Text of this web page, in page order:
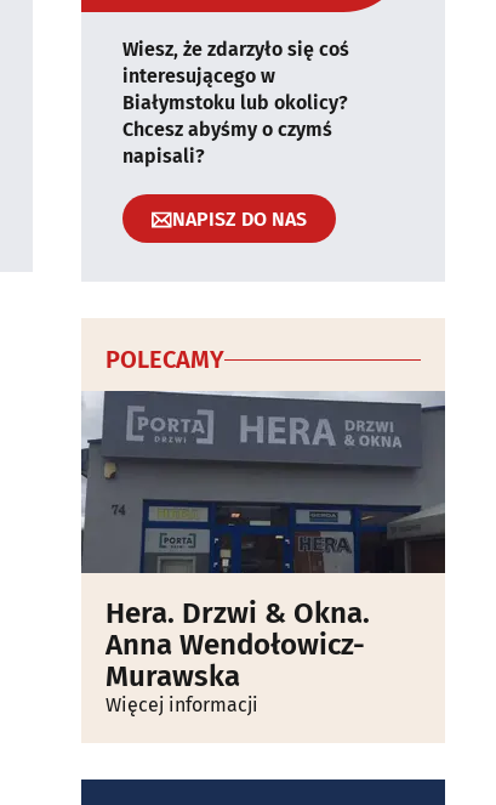
Wiesz, że zdarzyło się coś
interesującego w
Białymstoku lub okolicy?
Chcesz abyśmy o czymś
napisali?
NAPISZ DO NAS
POLECAMY
Hera. Drzwi & Okna.
Anna Wendołowicz-
Murawska
Więcej informacji